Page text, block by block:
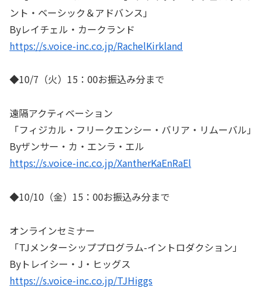
ント・ベーシック＆アドバンス」
Byレイチェル・カークランド
https://s.voice-inc.co.jp/RachelKirkland
◆10/7（火）15：00お振込み分まで
遠隔アクティベーション
「フィジカル・フリークエンシー・バリア・リムーバル」
Byザンサー・カ・エンラ・エル
https://s.voice-inc.co.jp/XantherKaEnRaEl
◆10/10（金）15：00お振込み分まで
オンラインセミナー
「TJメンターシッププログラム-イントロダクション」
Byトレイシー・J・ヒッグス
https://s.voice-inc.co.jp/TJHiggs